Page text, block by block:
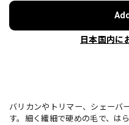
日本国内に
バリカンやトリマー、シェーバ
す。細く繊細で硬めの毛で、は